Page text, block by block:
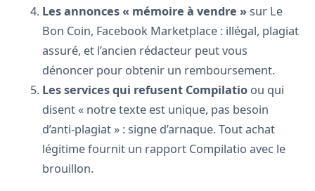
Les annonces « mémoire à vendre »sur Le
Bon Coin, Facebook Marketplace : illégal, plagiat
assuré, et l’ancien rédacteur peut vous
dénoncer pour obtenir un remboursement.
Les services qui refusent Compilatio ou qui
disent « notre texte est unique, pas besoin
d’anti-plagiat » : signe d’arnaque. Tout achat
légitime fournit un rapport Compilatio avec le
brouillon.